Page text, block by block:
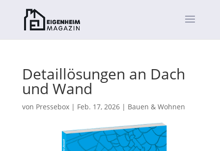
Detaillösungen an Dach
und Wand
von Pressebox| Feb. 17, 2026| Bauen & Wohnen